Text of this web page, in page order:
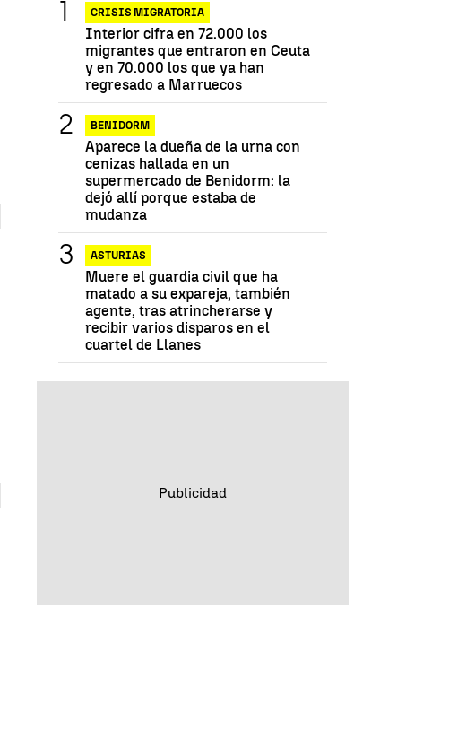
CRISIS MIGRATORIA
Interior cifra en 72.000 los
migrantes que entraron en Ceuta
y en 70.000 los que ya han
regresado a Marruecos
BENIDORM
Aparece la dueña de la urna con
cenizas hallada en un
supermercado de Benidorm: la
dejó allí porque estaba de
mudanza
ASTURIAS
Muere el guardia civil que ha
matado a su expareja, también
agente, tras atrincherarse y
recibir varios disparos en el
cuartel de Llanes